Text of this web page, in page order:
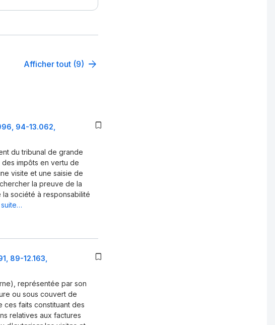
Afficher tout (9)
94-13.062,
du tribunal de grande
impôts en vertu de
visite et une saisie de
la preuve de la
société à responsabilité
suite…
89-12.163,
représentée par son
ou sous couvert de
ces faits constituant des
relatives aux factures